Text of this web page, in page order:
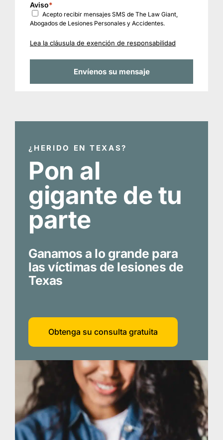
Aviso*
Acepto recibir mensajes SMS de The Law Giant,
Abogados de Lesiones Personales y Accidentes.
Lea la cláusula de exención de responsabilidad
¿HERIDO EN TEXAS?
Pon al
gigante de tu
parte
Ganamos a lo grande para
las víctimas de lesiones de
Texas
Obtenga su consulta gratuita